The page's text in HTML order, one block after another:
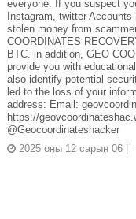
everyone. If you suspect
Instagram, twitter
stolen money from
COORDINATES
BTC. in addition, GEO
provide you with
also identify potential
led to the loss of your
address: Email:
https://
@Geocoordinateshacker
2025 оны 12 сарын 06